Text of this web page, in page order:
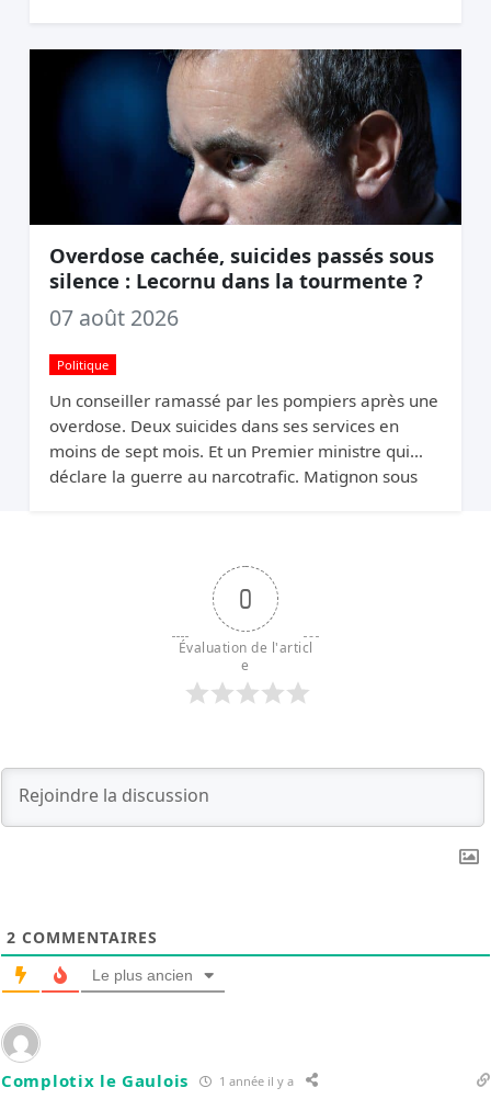
Overdose cachée, suicides passés sous
silence : Lecornu dans la tourmente ?
07 août 2026
Politique
Un conseiller ramassé par les pompiers après une
overdose. Deux suicides dans ses services en
moins de sept mois. Et un Premier ministre qui
déclare la guerre au narcotrafic. Matignon sous
0
Évaluation de l'articl
e
2 COMMENTAIRES
Le plus ancien
Complotix le Gaulois 1 année il y a